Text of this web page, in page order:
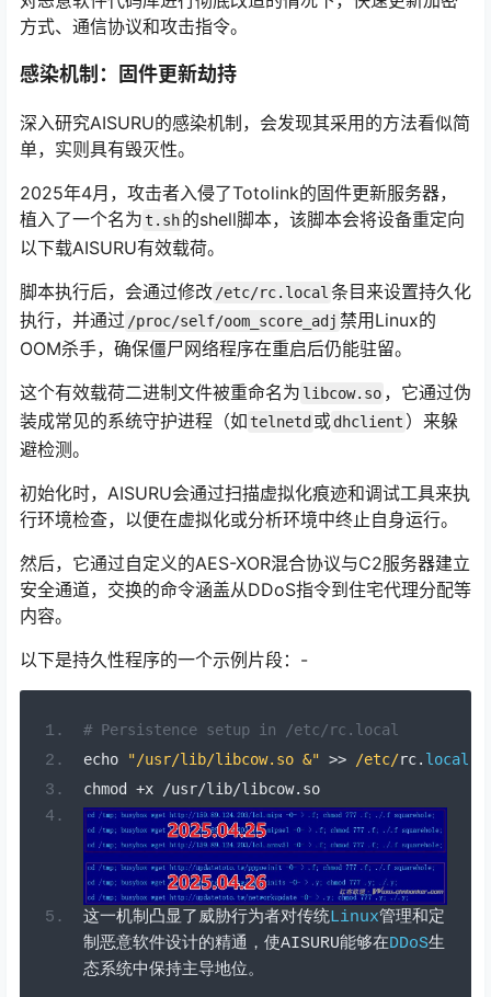
方式、通信协议和攻击指令。
感染机制：固件更新劫持
深入研究AISURU的感染机制，会发现其采用的方法看似简
单，实则具有毁灭性。
2025年4月，攻击者入侵了Totolink的固件更新服务器，
植入了一个名为t.sh的shell脚本，该脚本会将设备重定向
以下载AISURU有效载荷。
脚本执行后，会通过修改/etc/rc.local条目来设置持久化
执行，并通过 /proc/self/oom_score_adj 禁用Linux的
OOM杀手，确保僵尸网络程序在重启后仍能驻留。
这个有效载荷二进制文件被重命名为 libcow.so ，它通过伪
装成常见的系统守护进程（如telnetd 或dhclient ）来躲
避检测。
初始化时，AISURU会通过扫描虚拟化痕迹和调试工具来执
行环境检查，以便在虚拟化或分析环境中终止自身运行。
然后，它通过自定义的AES-XOR混合协议与C2服务器建立
安全通道，交换的命令涵盖从DDoS指令到住宅代理分配等
内容。
以下是持久性程序的一个示例片段：-
# Persistence setup in /etc/rc.local
echo
"/usr/lib/libcow.so &" >> /etc/rc. local
chmod +x /usr/lib/libcow. so
这一机制凸显了威胁行为者对传统Linux管理和定
制恶意软件设计的精通，使AISURU能够在DDoS生
态系统中保持主导地位。